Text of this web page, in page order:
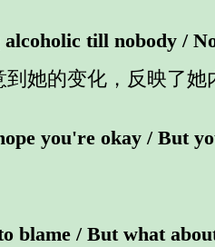
till nobody /
她的变化，反映了她
you're okay / But
blame / But what